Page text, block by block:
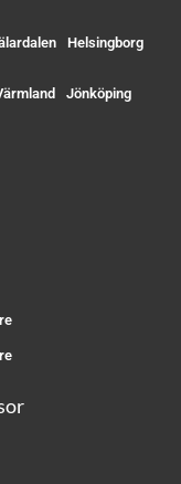
Helsingborg
Jönköping